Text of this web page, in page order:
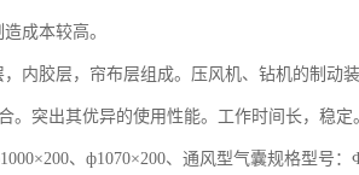
成本较高。
内胶层，帘布层组成。压风机、钻机的制动
。突出其优异的使用性能。工作时间长，稳
、ф1070×200、通风型气囊规格型号：